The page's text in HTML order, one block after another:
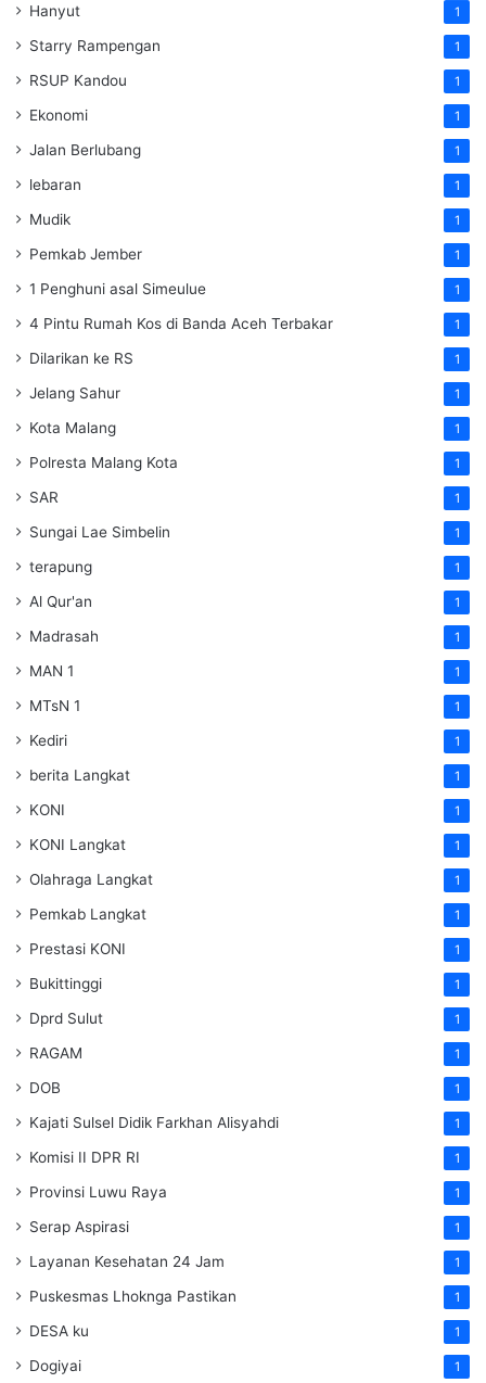
Hanyut 1
Starry Rampengan 1
RSUP Kandou 1
Ekonomi 1
Jalan Berlubang 1
lebaran 1
Mudik 1
Pemkab Jember 1
1 Penghuni asal Simeulue 1
4 Pintu Rumah Kos di Banda Aceh Terbakar 1
Dilarikan ke RS 1
Jelang Sahur 1
Kota Malang 1
Polresta Malang Kota 1
SAR 1
Sungai Lae Simbelin 1
terapung 1
Al Qur'an 1
Madrasah 1
MAN 1 1
MTsN 1 1
Kediri 1
berita Langkat 1
KONI 1
KONI Langkat 1
Olahraga Langkat 1
Pemkab Langkat 1
Prestasi KONI 1
Bukittinggi 1
Dprd Sulut 1
RAGAM 1
DOB 1
Kajati Sulsel Didik Farkhan Alisyahdi 1
Komisi II DPR RI 1
Provinsi Luwu Raya 1
Serap Aspirasi 1
Layanan Kesehatan 24 Jam 1
Puskesmas Lhoknga Pastikan 1
DESA ku 1
Dogiyai 1